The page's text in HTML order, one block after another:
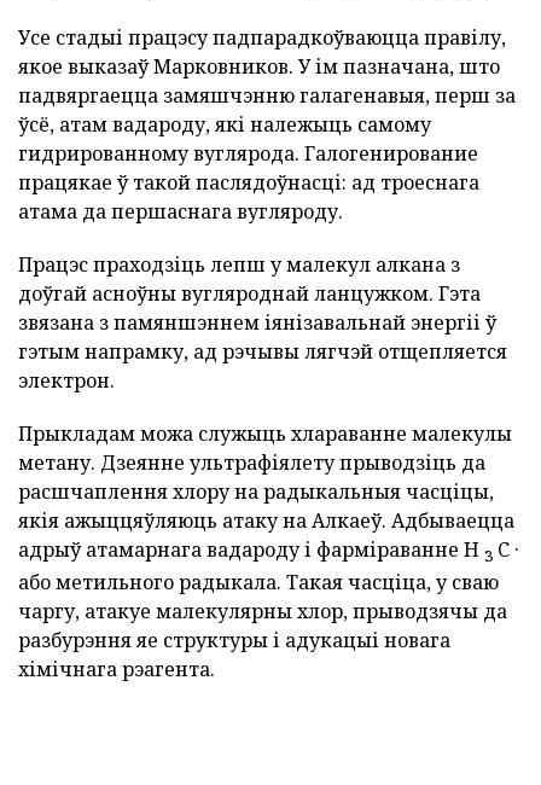
Усе стадыі працэсу падпарадкоўваюцца правілу,
якое выказаў Марковников. У ім пазначана, што
падвяргаецца замяшчэнню галагенавыя, перш за
ўсё, атам вадароду, які належыць самому
гидрированному вуглярода. Галогенирование
працякае ў такой паслядоўнасці: ад троеснага
атама да першаснага вугляроду.
Працэс праходзіць лепш у малекул алкана з
доўгай асноўны вугляроднай ланцужком. Гэта
звязана з памяншэннем іянізавальнай энергіі ў
гэтым напрамку, ад рэчывы лягчэй отщепляется
электрон.
Прыкладам можа служыць хлараванне малекулы
метану. Дзеянне ультрафіялету прыводзіць да
расшчаплення хлору на радыкальныя часціцы,
якія ажыццяўляюць атаку на Алкаеў. Адбываецца
адрыў атамарнага вадароду і фарміраванне H 3 C ·
або метильного радыкала. Такая часціца, у сваю
чаргу, атакуе малекулярны хлор, прыводзячы да
разбурэння яе структуры і адукацыі новага
хімічнага рэагента.